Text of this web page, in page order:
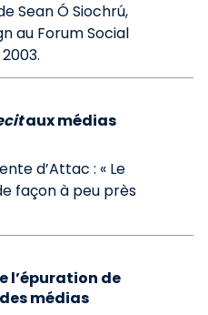
Sean Ó Siochrú,
au Forum Social
aux médias
d’Attac : « Le
façon à peu près
l’épuration de
médias